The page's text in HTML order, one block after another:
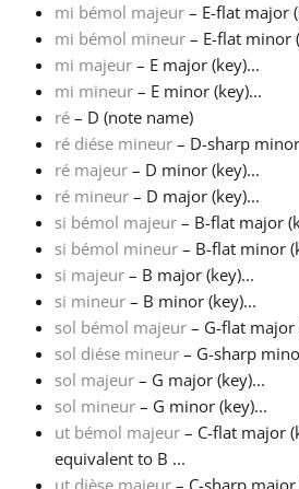
Русский
Svenska
Tiếng Việt
Türkçe
Українська
简体中文
繁體中文
mi bémol majeur – E-flat major
mi bémol mineur – E-flat minor
mi majeur – E major (key)...
mi mineur – E minor (key)...
ré – D (note name)
ré diése mineur – D-sharp
ré majeur – D minor (key)...
ré mineur – D major (key)...
si bémol majeur – B-flat major
si bémol mineur – B-flat minor
si majeur – B major (key)...
si mineur – B minor (key)...
sol bémol majeur – G-flat major
sol diése mineur – G-sharp
sol majeur – G major (key)...
sol mineur – G minor (key)...
ut bémol majeur – C-flat major
equivalent to B ...